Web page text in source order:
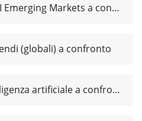
ETF sull'MSCI Emerging Markets a confronto
(globali) a confronto
ETF sull’intelligenza artificiale a confronto